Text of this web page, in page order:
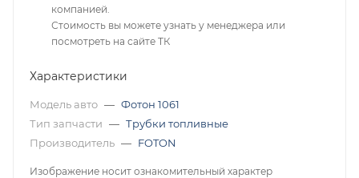
компанией.
Стоимость вы можете узнать у менеджера или
посмотреть на сайте ТК
Характеристики
Модель авто — Фотон 1061
Тип запчасти — Трубки топливные
Производитель — FOTON
Изображение носит ознакомительный характер